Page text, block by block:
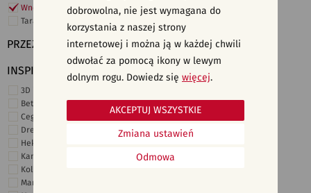
Wnętrza komercyjne
Taras i ogród
PRZEZNACZENIE
INSPIRACJE
3D i struktury
Beton
Cegiełki
Drewno
Heksagonalne
Kamień
Kolor
Marmur
dobrowolna, nie jest wymagana do
korzystania z naszej strony
internetowej i można ją w każdej chwili
odwołać za pomocą ikony w lewym
dolnym rogu. Dowiedz się więcej.
Odmowa
Zmiana ustawień
AKCEPTUJ WSZYSTKIE